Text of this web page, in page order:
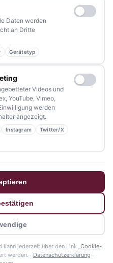
Medien Inh. Amanda Minderle
Daten werden
an Dritte
Gerätetyp
Videos und
YouTube, Vimeo,
werden
angezeigt.
Instagram
Twitter/X
jederzeit über den Link „Cookie-
werden. · Datenschutzerklärung ·